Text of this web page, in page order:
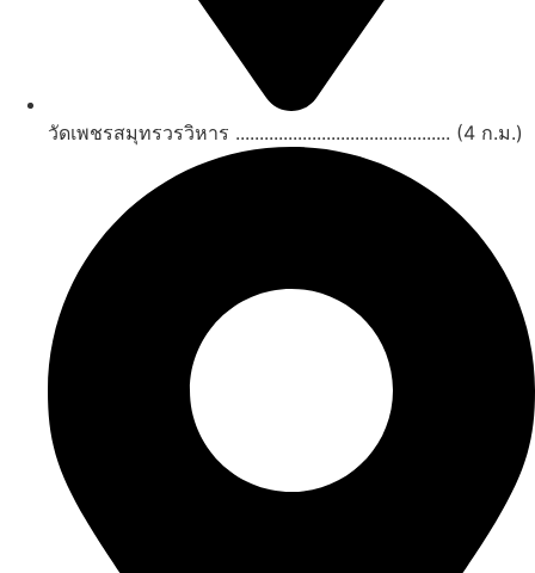
วัดเพชรสมุทรวรวิหาร ............................................. (4 ก.ม.)